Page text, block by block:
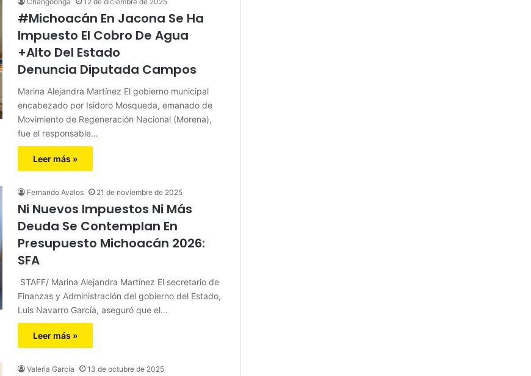
#Michoacán En Jacona Se Ha
Impuesto El Cobro De Agua
+Alto Del Estado
Denuncia Diputada Campos
Marina Alejandra Martínez El gobierno municipal
encabezado por Isidoro Mosqueda, emanado de
Movimiento de Regeneración Nacional (Morena),
fue el responsable…
Leer más »
Fernando Avalos 21 de noviembre de 2025
Ni Nuevos Impuestos Ni Más
Deuda Se Contemplan En
Presupuesto Michoacán 2026:
SFA
STAFF/ Marina Alejandra Martínez El secretario de
Finanzas y Administración del gobierno del Estado,
Luis Navarro García, aseguró que el…
Leer más »
Valeria García 13 de octubre de 2025